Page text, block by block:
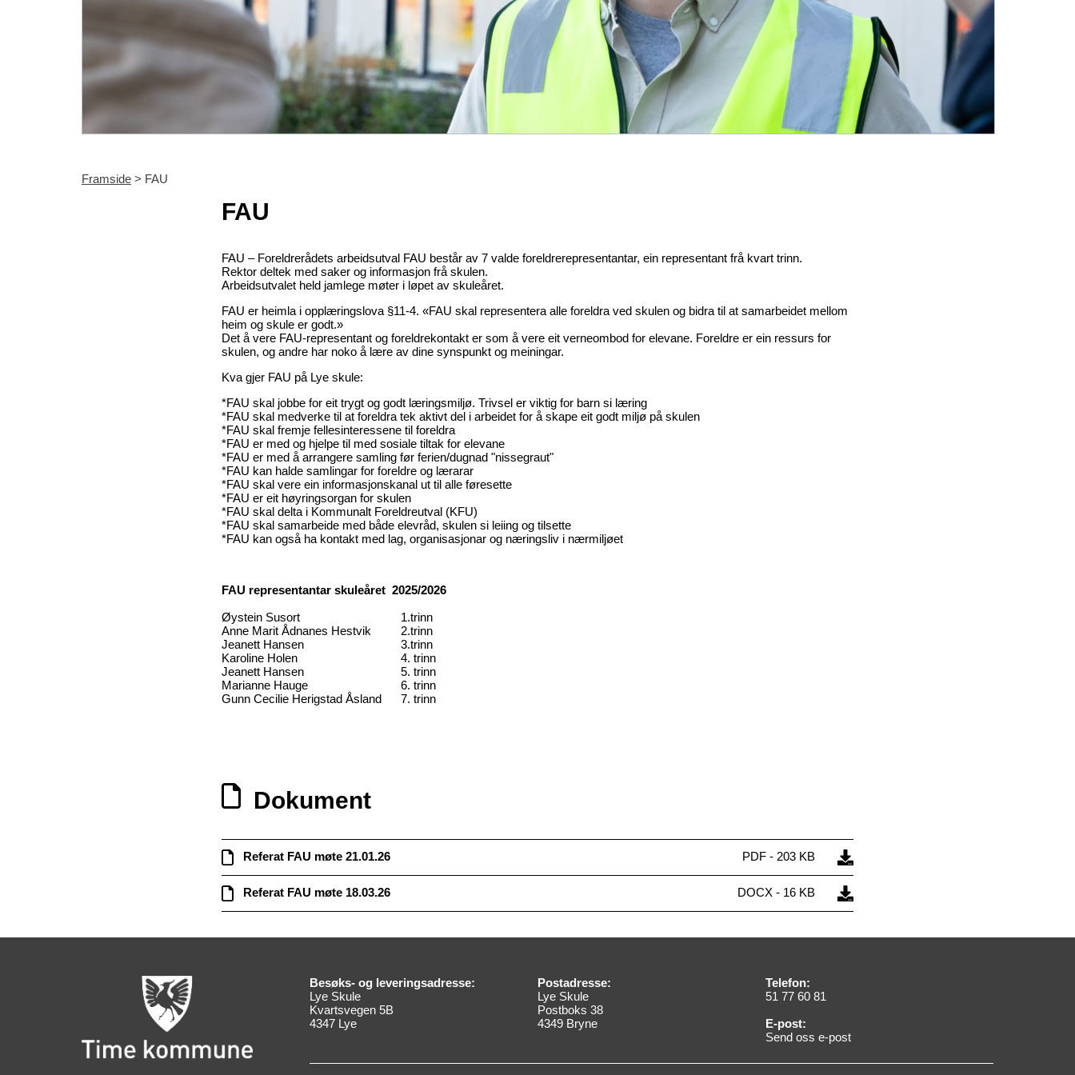
Framside > FAU
FAU
FAU – Foreldrerådets arbeidsutval FAU består av 7 valde foreldrerepresentantar, ein representant frå kvart trinn.
Rektor deltek med saker og informasjon frå skulen.
Arbeidsutvalet held jamlege møter i løpet av skuleåret.
FAU er heimla i opplæringslova §11-4. «FAU skal representera alle foreldra ved skulen og bidra til at samarbeidet mellom
heim og skule er godt.»
Det å vere FAU-representant og foreldrekontakt er som å vere eit verneombod for elevane. Foreldre er ein ressurs for
skulen, og andre har noko å lære av dine synspunkt og meiningar.
Kva gjer FAU på Lye skule:
*FAU skal jobbe for eit trygt og godt læringsmiljø. Trivsel er viktig for barn si læring
*FAU skal medverke til at foreldra tek aktivt del i arbeidet for å skape eit godt miljø på skulen
*FAU skal fremje fellesinteressene til foreldra
*FAU er med og hjelpe til med sosiale tiltak for elevane
*FAU er med å arrangere samling før ferien/dugnad "nissegraut"
*FAU kan halde samlingar for foreldre og lærarar
*FAU skal vere ein informasjonskanal ut til alle føresette
*FAU er eit høyringsorgan for skulen
*FAU skal delta i Kommunalt Foreldreutval (KFU)
*FAU skal samarbeide med både elevråd, skulen si leiing og tilsette
*FAU kan også ha kontakt med lag, organisasjonar og næringsliv i nærmiljøet
FAU representantar skuleåret 2025/2026
Øystein Susort
1.trinn
Anne Marit Ådnanes Hestvik
2.trinn
Jeanett Hansen
3.trinn
Karoline Holen
4. trinn
Jeanett Hansen
5. trinn
Marianne Hauge
6. trinn
Gunn Cecilie Herigstad Åsland
7. trinn
Dokument
Referat FAU møte 21.01.26 PDF - 203 KB
Referat FAU møte 18.03.26 DOCX - 16 KB
Besøks- og leveringsadresse:
Lye Skule
Kvartsvegen 5B
4347 Lye
Postadresse:
Lye Skule
Postboks 38
4349 Bryne
Telefon:
51 77 60 81
E-post:
Send oss e-post